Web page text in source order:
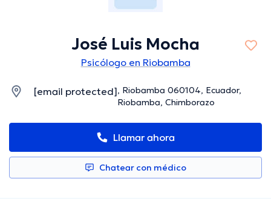
José Luis Mocha
Psicólogo en Riobamba
[email protected], Riobamba 060104, Ecuador,
Riobamba, Chimborazo
Llamar ahora
Chatear con médico